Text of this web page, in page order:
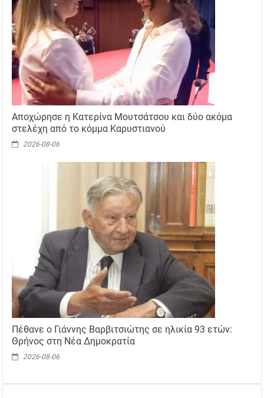
Αποχώρησε η Κατερίνα Μουτσάτσου και δύο ακόμα
στελέχη από το κόμμα Καρυστιανού
2026-08-06
Πέθανε ο Γιάννης Βαρβιτσιώτης σε ηλικία 93 ετών:
Θρήνος στη Νέα Δημοκρατία
2026-08-06